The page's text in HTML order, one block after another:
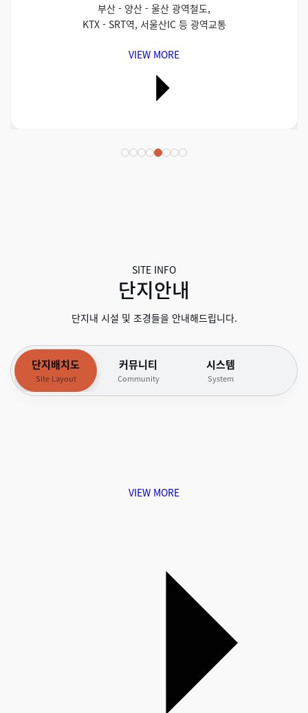
부산 - 양산 - 울산 광역철도,
KTX - SRT역, 서울산IC 등 광역교통
VIEW MORE
SITE INFO
단지안내
단지내 시설 및 조경들을 안내해드립니다.
단지배치도
Site Layout
커뮤니티
Community
시스템
System
VIEW MORE